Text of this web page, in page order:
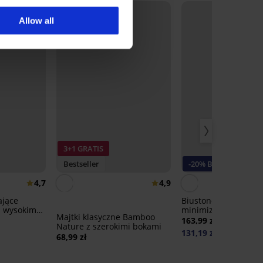
Allow all
4,7
wysokim
3+1 GRATIS
Bestseller
4,9
Majtki klasyczne Bamboo
Nature z szerokimi bokami
68,99 zł
-20% BRA20
Biustonosz
minimizer Elvira
163,99 zł
131,19 zł